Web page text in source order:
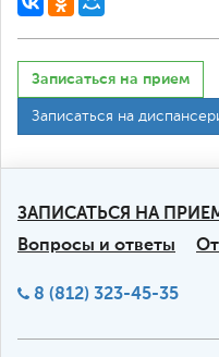
Записаться на прием
Записаться на
ЗАПИСАТЬСЯ НА
Вопросы и ответы
8 (812) 323-45-35